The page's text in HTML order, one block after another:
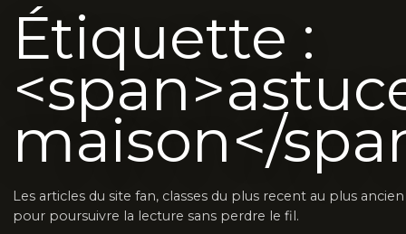
Étiquette :
maison</
Les articles du site fan, classes du plus recent au plus ancien
pour poursuivre la lecture sans perdre le fil.